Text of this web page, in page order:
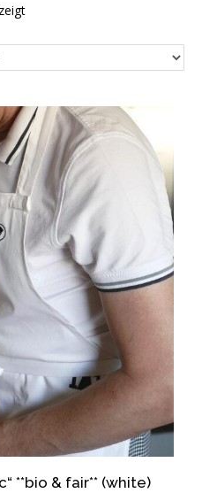
Nach
**bio & fair** (white)